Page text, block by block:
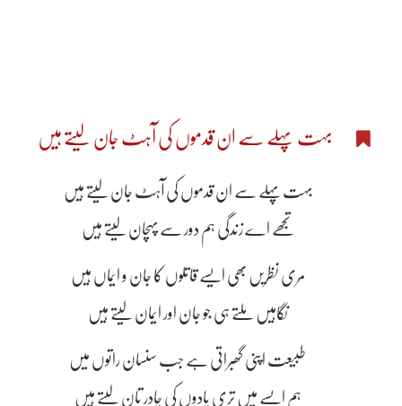
بہت پہلے سے ان قدموں کی آہٹ جان لیتے ہیں
بہت پہلے سے ان قدموں کی آہٹ جان لیتے ہیں
تجھے اے زندگی ہم دور سے پہچان لیتے ہیں
مری نظریں بھی ایسے قاتلوں کا جان و ایماں ہیں
نگاہیں ملتے ہی جو جان اور ایمان لیتے ہیں
طبیعت اپنی گھبراتی ہے جب سنسان راتوں میں
ہم ایسے میں تری یادوں کی چادر تان لیتے ہیں